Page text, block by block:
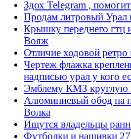
Здох Telegram ,
Продам литровый Урал
Крышку переднего гтц
Вояж
Отличие ходовой ретро
Чертеж флажка
надписью урал у кого
Эмблему КМЗ круглую
Алюминиевый обод на
Волка
Ищутся владельцы
Футболки и нашивки